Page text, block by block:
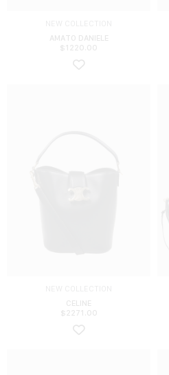
AMATO DANIELE
$ 1220.00
CELINE
$ 2271.00